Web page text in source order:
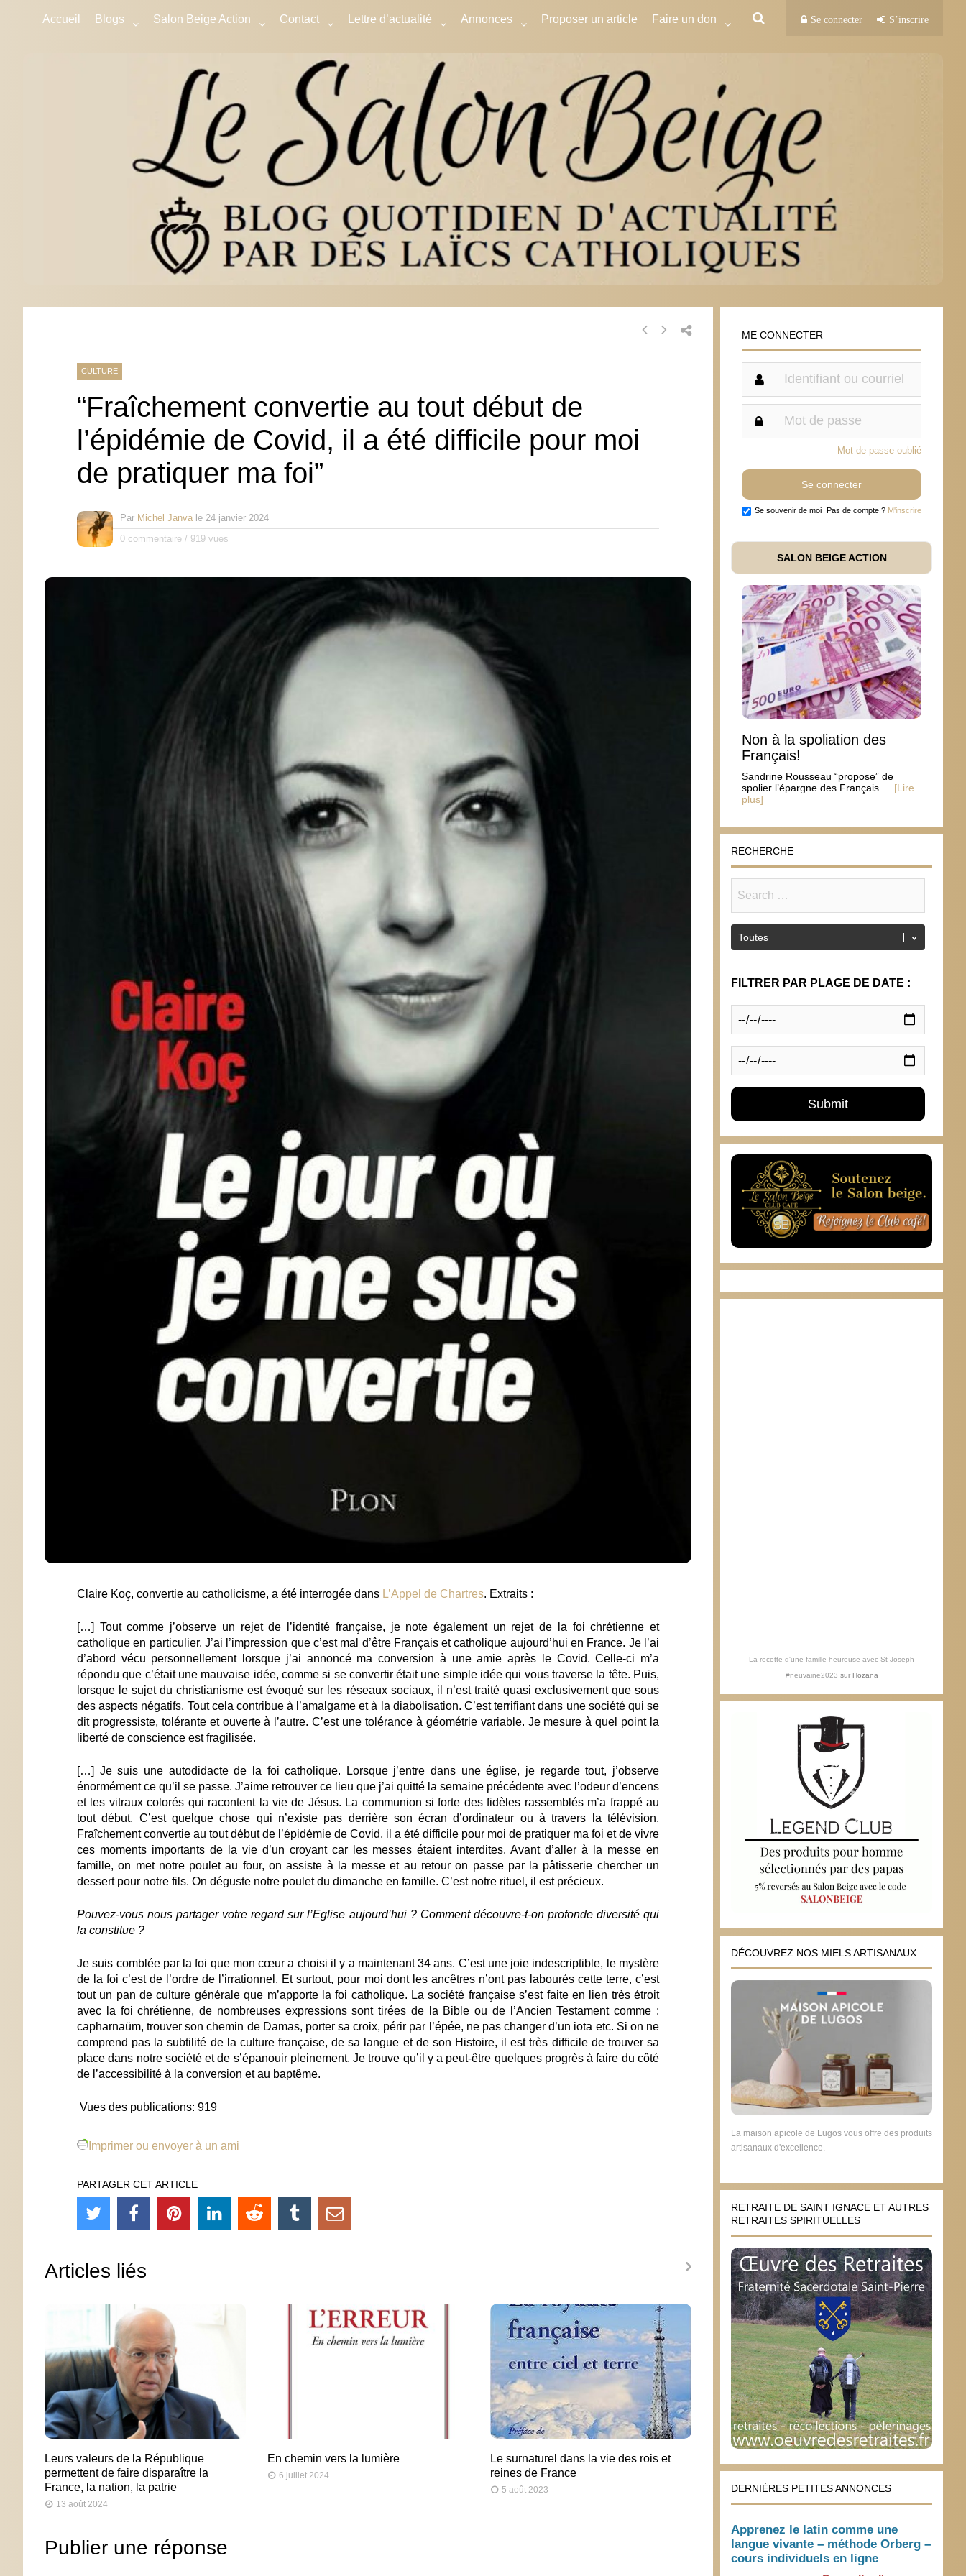
Accueil Blogs Salon Beige Action Contact Lettre d’actualité Annonces Proposer un article Faire un don Se connecter S’inscrire
CULTURE
“Fraîchement convertie au tout début de
l’épidémie de Covid, il a été difficile pour moi
de pratiquer ma foi”
Par Michel Janva le 24 janvier 2024
0 commentaire / 919 vues
Claire Koç, convertie au catholicisme, a été interrogée dans L’Appel de Chartres. Extraits :
[…] Tout comme j’observe un rejet de l’identité française, je note également un rejet de la foi chrétienne et
catholique en particulier. J’ai l’impression que c’est mal d’être Français et catholique aujourd’hui en France. Je l’ai
d’abord vécu personnellement lorsque j’ai annoncé ma conversion à une amie après le Covid. Celle-ci m’a
répondu que c’était une mauvaise idée, comme si se convertir était une simple idée qui vous traverse la tête. Puis,
lorsque le sujet du christianisme est évoqué sur les réseaux sociaux, il n’est traité quasi exclusivement que sous
des aspects négatifs. Tout cela contribue à l’amalgame et à la diabolisation. C’est terrifiant dans une société qui se
dit progressiste, tolérante et ouverte à l’autre. C’est une tolérance à géométrie variable. Je mesure à quel point la
liberté de conscience est fragilisée.
[…] Je suis une autodidacte de la foi catholique. Lorsque j’entre dans une église, je regarde tout, j’observe
énormément ce qu’il se passe. J’aime retrouver ce lieu que j’ai quitté la semaine précédente avec l’odeur d’encens
et les vitraux colorés qui racontent la vie de Jésus. La communion si forte des fidèles rassemblés m’a frappé au
tout début. C’est quelque chose qui n’existe pas derrière son écran d’ordinateur ou à travers la télévision.
Fraîchement convertie au tout début de l’épidémie de Covid, il a été difficile pour moi de pratiquer ma foi et de vivre
ces moments importants de la vie d’un croyant car les messes étaient interdites. Avant d’aller à la messe en
famille, on met notre poulet au four, on assiste à la messe et au retour on passe par la pâtisserie chercher un
dessert pour notre fils. On déguste notre poulet du dimanche en famille. C’est notre rituel, il est précieux.
Pouvez-vous nous partager votre regard sur l’Eglise aujourd’hui ? Comment découvre-t-on profonde diversité qui
la constitue ?
Je suis comblée par la foi que mon cœur a choisi il y a maintenant 34 ans. C’est une joie indescriptible, le mystère
de la foi c’est de l’ordre de l’irrationnel. Et surtout, pour moi dont les ancêtres n’ont pas labourés cette terre, c’est
tout un pan de culture générale que m’apporte la foi catholique. La société française s’est faite en lien très étroit
avec la foi chrétienne, de nombreuses expressions sont tirées de la Bible ou de l’Ancien Testament comme :
capharnaüm, trouver son chemin de Damas, porter sa croix, périr par l’épée, ne pas changer d’un iota etc. Si on ne
comprend pas la subtilité de la culture française, de sa langue et de son Histoire, il est très difficile de trouver sa
place dans notre société et de s’épanouir pleinement. Je trouve qu’il y a peut-être quelques progrès à faire du côté
de l’accessibilité à la conversion et au baptême.
Vues des publications: 919
Imprimer ou envoyer à un ami
PARTAGER CET ARTICLE
Articles liés
Leurs valeurs de la République
permettent de faire disparaître la
France, la nation, la patrie
13 août 2024
En chemin vers la lumière
6 juillet 2024
Le surnaturel dans la vie des rois et
reines de France
5 août 2023
La famille chrétienne, ce premier
séminaire
8 mai 2023
Publier une réponse
ME CONNECTER
Mot de passe oublié
Se souvenir de moi Pas de compte ? M'inscrire
SALON BEIGE ACTION
Non à la spoliation des
Français!
Sandrine Rousseau “propose” de
spolier l’épargne des Français ...
[Lire
plus]
RECHERCHE
FILTRER PAR PLAGE DE DATE :
La recette d'une famille heureuse avec St Joseph
#neuvaine2023 sur Hozana
DÉCOUVREZ NOS MIELS ARTISANAUX
La maison apicole de Lugos vous offre des produits
artisanaux d'excellence.
RETRAITE DE SAINT IGNACE ET AUTRES
RETRAITES SPIRITUELLES
DERNIÈRES PETITES ANNONCES
Apprenez le latin comme une
langue vivante – méthode Orberg –
cours individuels en ligne